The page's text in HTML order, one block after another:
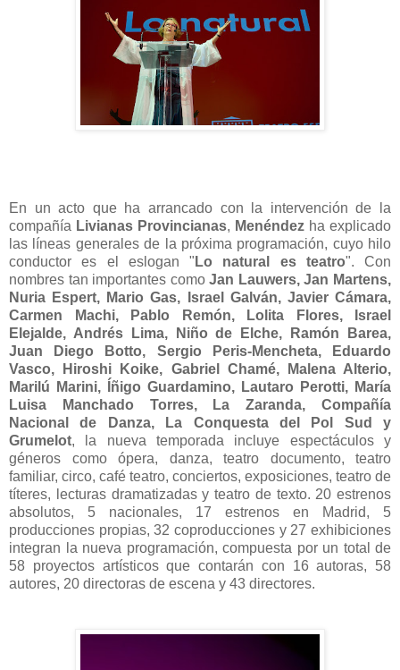
En un acto que ha arrancado con la intervención de la
compañía Livianas Provincianas, Menéndez ha explicado
las líneas generales de la próxima programación, cuyo hilo
conductor es el eslogan " Lo natural es teatro". Con
nombres tan importantes comoJan Lauwers, Jan Martens,
Nuria Espert, Mario Gas, Israel Galván, Javier Cámara,
Carmen Machi, Pablo Remón, Lolita Flores, Israel
Elejalde, Andrés Lima, Niño de Elche, Ramón Barea,
Juan Diego Botto, Sergio Peris-Mencheta, Eduardo
Vasco, Hiroshi Koike, Gabriel Chamé, Malena Alterio,
Marilú Marini, Íñigo Guardamino, Lautaro Perotti, María
Luisa Manchado Torres, La Zaranda, Compañía
Nacional de Danza, La Conquesta del Pol Sud y
Grumelot, la nueva temporada incluye espectáculos y
géneros como ópera, danza, teatro documento, teatro
familiar, circo, café teatro, conciertos, exposiciones, teatro de
títeres, lecturas dramatizadas y teatro de texto. 20 estrenos
absolutos, 5 nacionales, 17 estrenos en Madrid, 5
producciones propias, 32 coproducciones y 27 exhibiciones
integran la nueva programación, compuesta por un total de
58 proyectos artísticos que contarán con 16 autoras, 58
autores, 20 directoras de escena y 43 directores.